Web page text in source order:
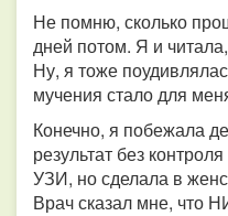
Не помню, сколько
дней потом. Я и
Ну, я тоже
мучения стало для
Конечно, я побежала
результат без
УЗИ, но сделала в
Врач сказал мне, что